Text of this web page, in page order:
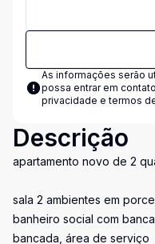
As informações serão
possa entrar em
privacidade e termos
Descrição
apartamento novo de 2
sala 2 ambientes em
banheiro social com
bancada, área de serviço